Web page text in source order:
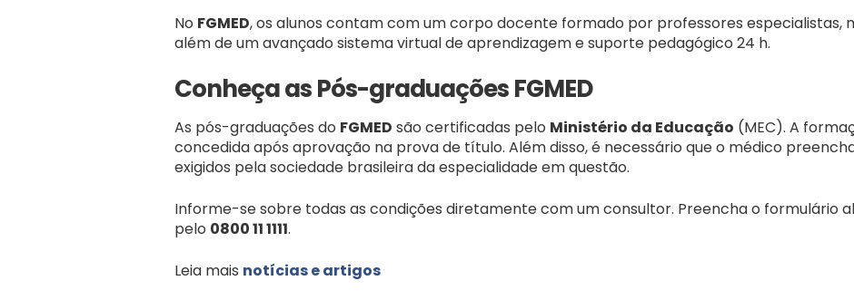
No FGMED, os alunos contam com um corpo docente formado por professores especialistas,
além de um avançado sistema virtual de aprendizagem e suporte pedagógico 24 h.
Conheça as Pós-graduações FGMED
As pós-graduações do FGMED são certificadas pelo Ministério da Educação (MEC). A
concedida após aprovação na prova de título. Além disso, é necessário que o médico
exigidos pela sociedade brasileira da especialidade em questão.
Informe-se sobre todas as condições diretamente com um consultor. Preencha o formulário
pelo 0800 11 1111.
Leia mais notícias e artigos